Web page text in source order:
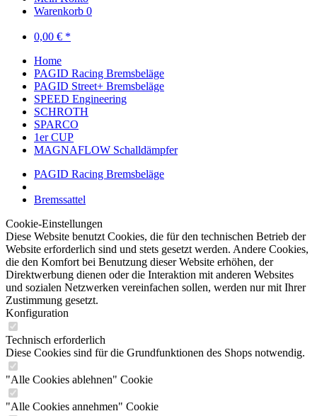
Warenkorb 0
0,00 € *
Home
PAGID Racing Bremsbeläge
PAGID Street+ Bremsbeläge
SPEED Engineering
SCHROTH
SPARCO
1er CUP
MAGNAFLOW Schalldämpfer
PAGID Racing Bremsbeläge
Bremssattel
Cookie-Einstellungen
Diese Website benutzt Cookies, die für den technischen Betrieb der
Website erforderlich sind und stets gesetzt werden. Andere Cookies,
die den Komfort bei Benutzung dieser Website erhöhen, der
Direktwerbung dienen oder die Interaktion mit anderen Websites
und sozialen Netzwerken vereinfachen sollen, werden nur mit Ihrer
Zustimmung gesetzt.
Konfiguration
Technisch erforderlich
Diese Cookies sind für die Grundfunktionen des Shops notwendig.
"Alle Cookies ablehnen" Cookie
"Alle Cookies annehmen" Cookie